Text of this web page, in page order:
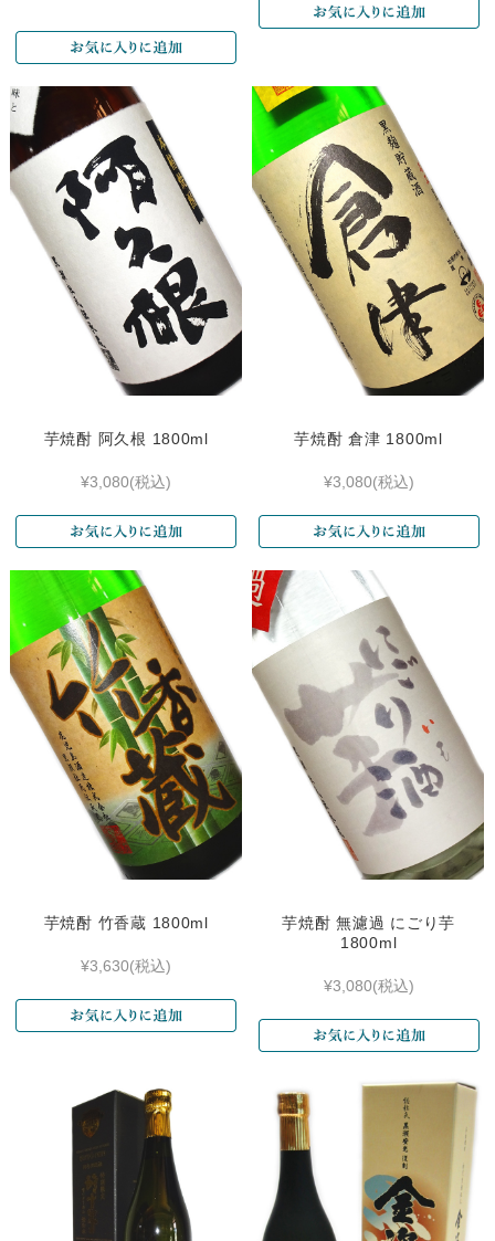
芋焼酎 阿久根 1800ml
¥3,080(税込)
芋焼酎 倉津 1800ml
¥3,080(税込)
芋焼酎 竹香蔵 1800ml
¥3,630(税込)
芋焼酎 無濾過 にごり芋
1800ml
¥3,080(税込)